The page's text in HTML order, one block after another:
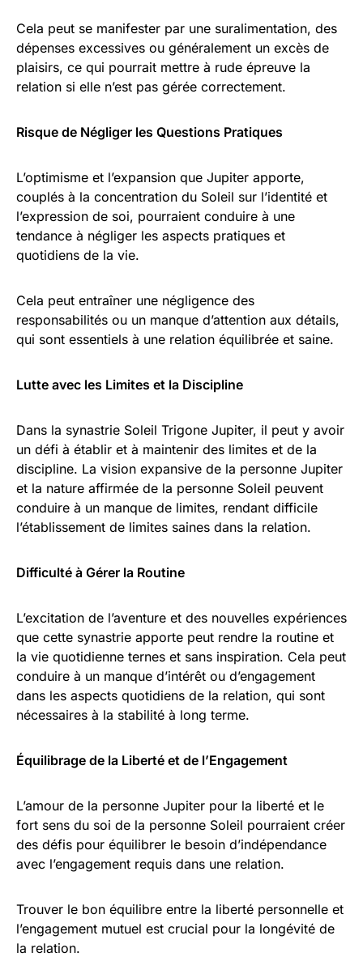
Cela peut se manifester par une suralimentation, des
dépenses excessives ou généralement un excès de
plaisirs, ce qui pourrait mettre à rude épreuve la
relation si elle n’est pas gérée correctement.
Risque de Négliger les Questions Pratiques
L’optimisme et l’expansion que Jupiter apporte,
couplés à la concentration du Soleil sur l’identité et
l’expression de soi, pourraient conduire à une
tendance à négliger les aspects pratiques et
quotidiens de la vie.
Cela peut entraîner une négligence des
responsabilités ou un manque d’attention aux détails,
qui sont essentiels à une relation équilibrée et saine.
Lutte avec les Limites et la Discipline
Dans la synastrie Soleil Trigone Jupiter, il peut y avoir
un défi à établir et à maintenir des limites et de la
discipline. La vision expansive de la personne Jupiter
et la nature affirmée de la personne Soleil peuvent
conduire à un manque de limites, rendant difficile
l’établissement de limites saines dans la relation.
Difficulté à Gérer la Routine
L’excitation de l’aventure et des nouvelles expériences
que cette synastrie apporte peut rendre la routine et
la vie quotidienne ternes et sans inspiration. Cela peut
conduire à un manque d’intérêt ou d’engagement
dans les aspects quotidiens de la relation, qui sont
nécessaires à la stabilité à long terme.
Équilibrage de la Liberté et de l’Engagement
L’amour de la personne Jupiter pour la liberté et le
fort sens du soi de la personne Soleil pourraient créer
des défis pour équilibrer le besoin d’indépendance
avec l’engagement requis dans une relation.
Trouver le bon équilibre entre la liberté personnelle et
l’engagement mutuel est crucial pour la longévité de
la relation.